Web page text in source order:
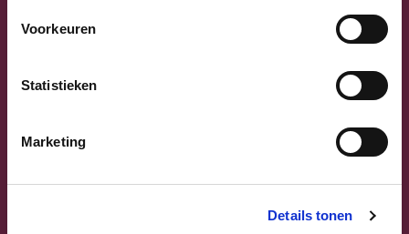
Voorkeuren
Statistieken
Marketing
Details tonen
Sammy Mahdi
Vlaams-Brabant | Federaal Parlement
Previous Next